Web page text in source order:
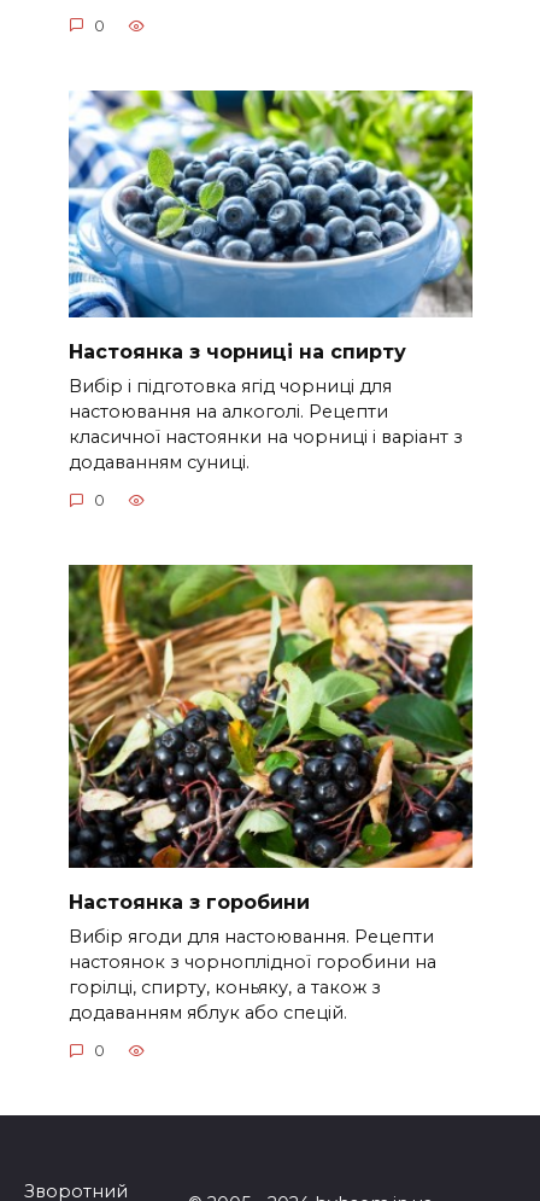
0
Настоянка з чорниці на спирту
Вибір і підготовка ягід чорниці для
настоювання на алкоголі. Рецепти
класичної настоянки на чорниці і варіант з
додаванням суниці.
0
Настоянка з горобини
Вибір ягоди для настоювання. Рецепти
настоянок з чорноплідної горобини на
горілці, спирту, коньяку, а також з
додаванням яблук або спецій.
0
Зворотний